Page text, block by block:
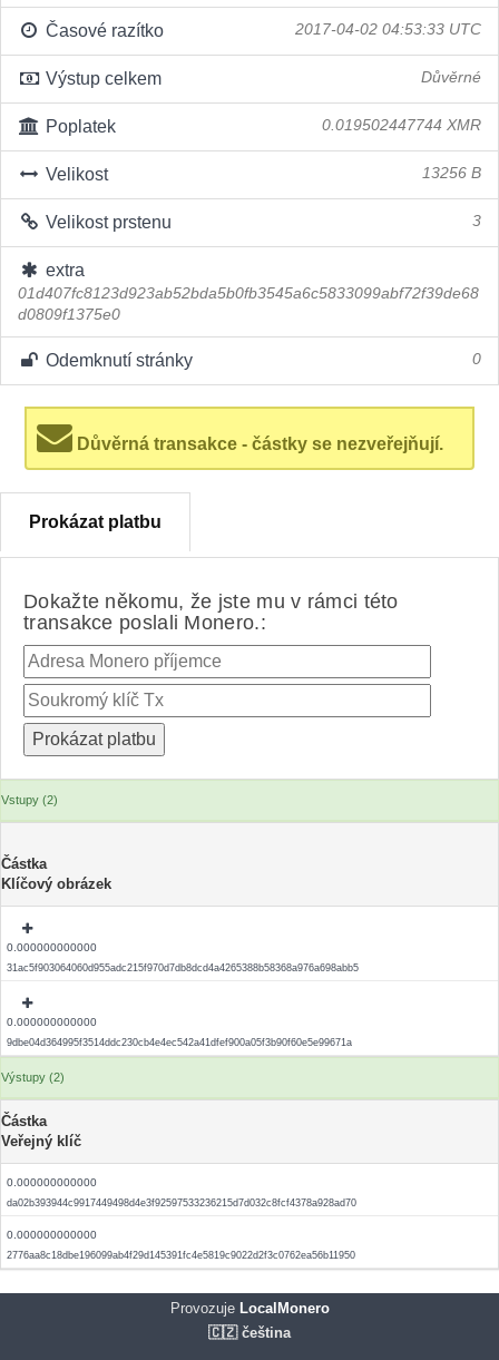
Časové razítko 2017-04-02 04:53:33 UTC
Výstup celkem Důvěrné
Poplatek 0.019502447744 XMR
Velikost 13256 B
Velikost prstenu 3
extra
01d407fc8123d923ab52bda5b0fb3545a6c5833099abf72f39de68
d0809f1375e0
Odemknutí stránky 0
Důvěrná transakce - částky se nezveřejňují.
Prokázat platbu
Dokažte někomu, že jste mu v rámci této
transakce poslali Monero.:
Vstupy (2)
Částka
Klíčový obrázek
0.000000000000
31ac5f903064060d955adc215f970d7db8dcd4a4265388b58368a976a698abb5
0.000000000000
9dbe04d364995f3514ddc230cb4e4ec542a41dfef900a05f3b90f60e5e99671a
Výstupy (2)
Částka
Veřejný klíč
0.000000000000
da02b393944c9917449498d4e3f92597533236215d7d032c8fcf4378a928ad70
0.000000000000
2776aa8c18dbe196099ab4f29d145391fc4e5819c9022d2f3c0762ea56b11950
ProvozujeLocalMonero
🇨🇿 čeština